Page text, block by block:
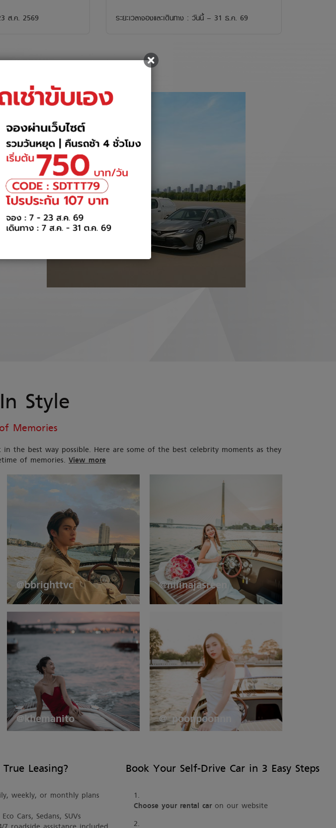
ส.ค. 2569 ระยะเวลาจองและเดินทาง : วันนี้ – 31 ธ.ค. 69
Style
Memories
the best way possible. Here are some of the best celebrity moments as they
of memories. View more
@bbrighttvc @niiinajasreen
@khemanito @_poonpoonnn
Leasing?
weekly, or monthly plans
Cars, Sedans, SUVs
Book Your Self-Drive Car in 3 Easy Steps
Choose your rental caron our website